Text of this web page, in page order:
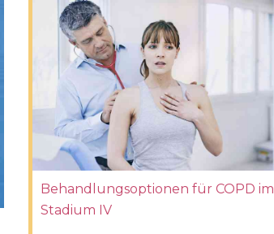
Behandlungsoptionen für COPD im
Stadium IV